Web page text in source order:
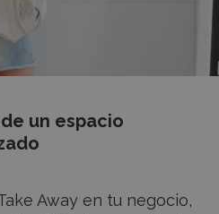
un espacio
Away en tu negocio,